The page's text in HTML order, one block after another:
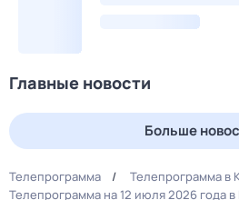
Главные новости
Больше
Телепрограмма
Телепрограмма в
Телепрограмма на 12 июля 2026 года